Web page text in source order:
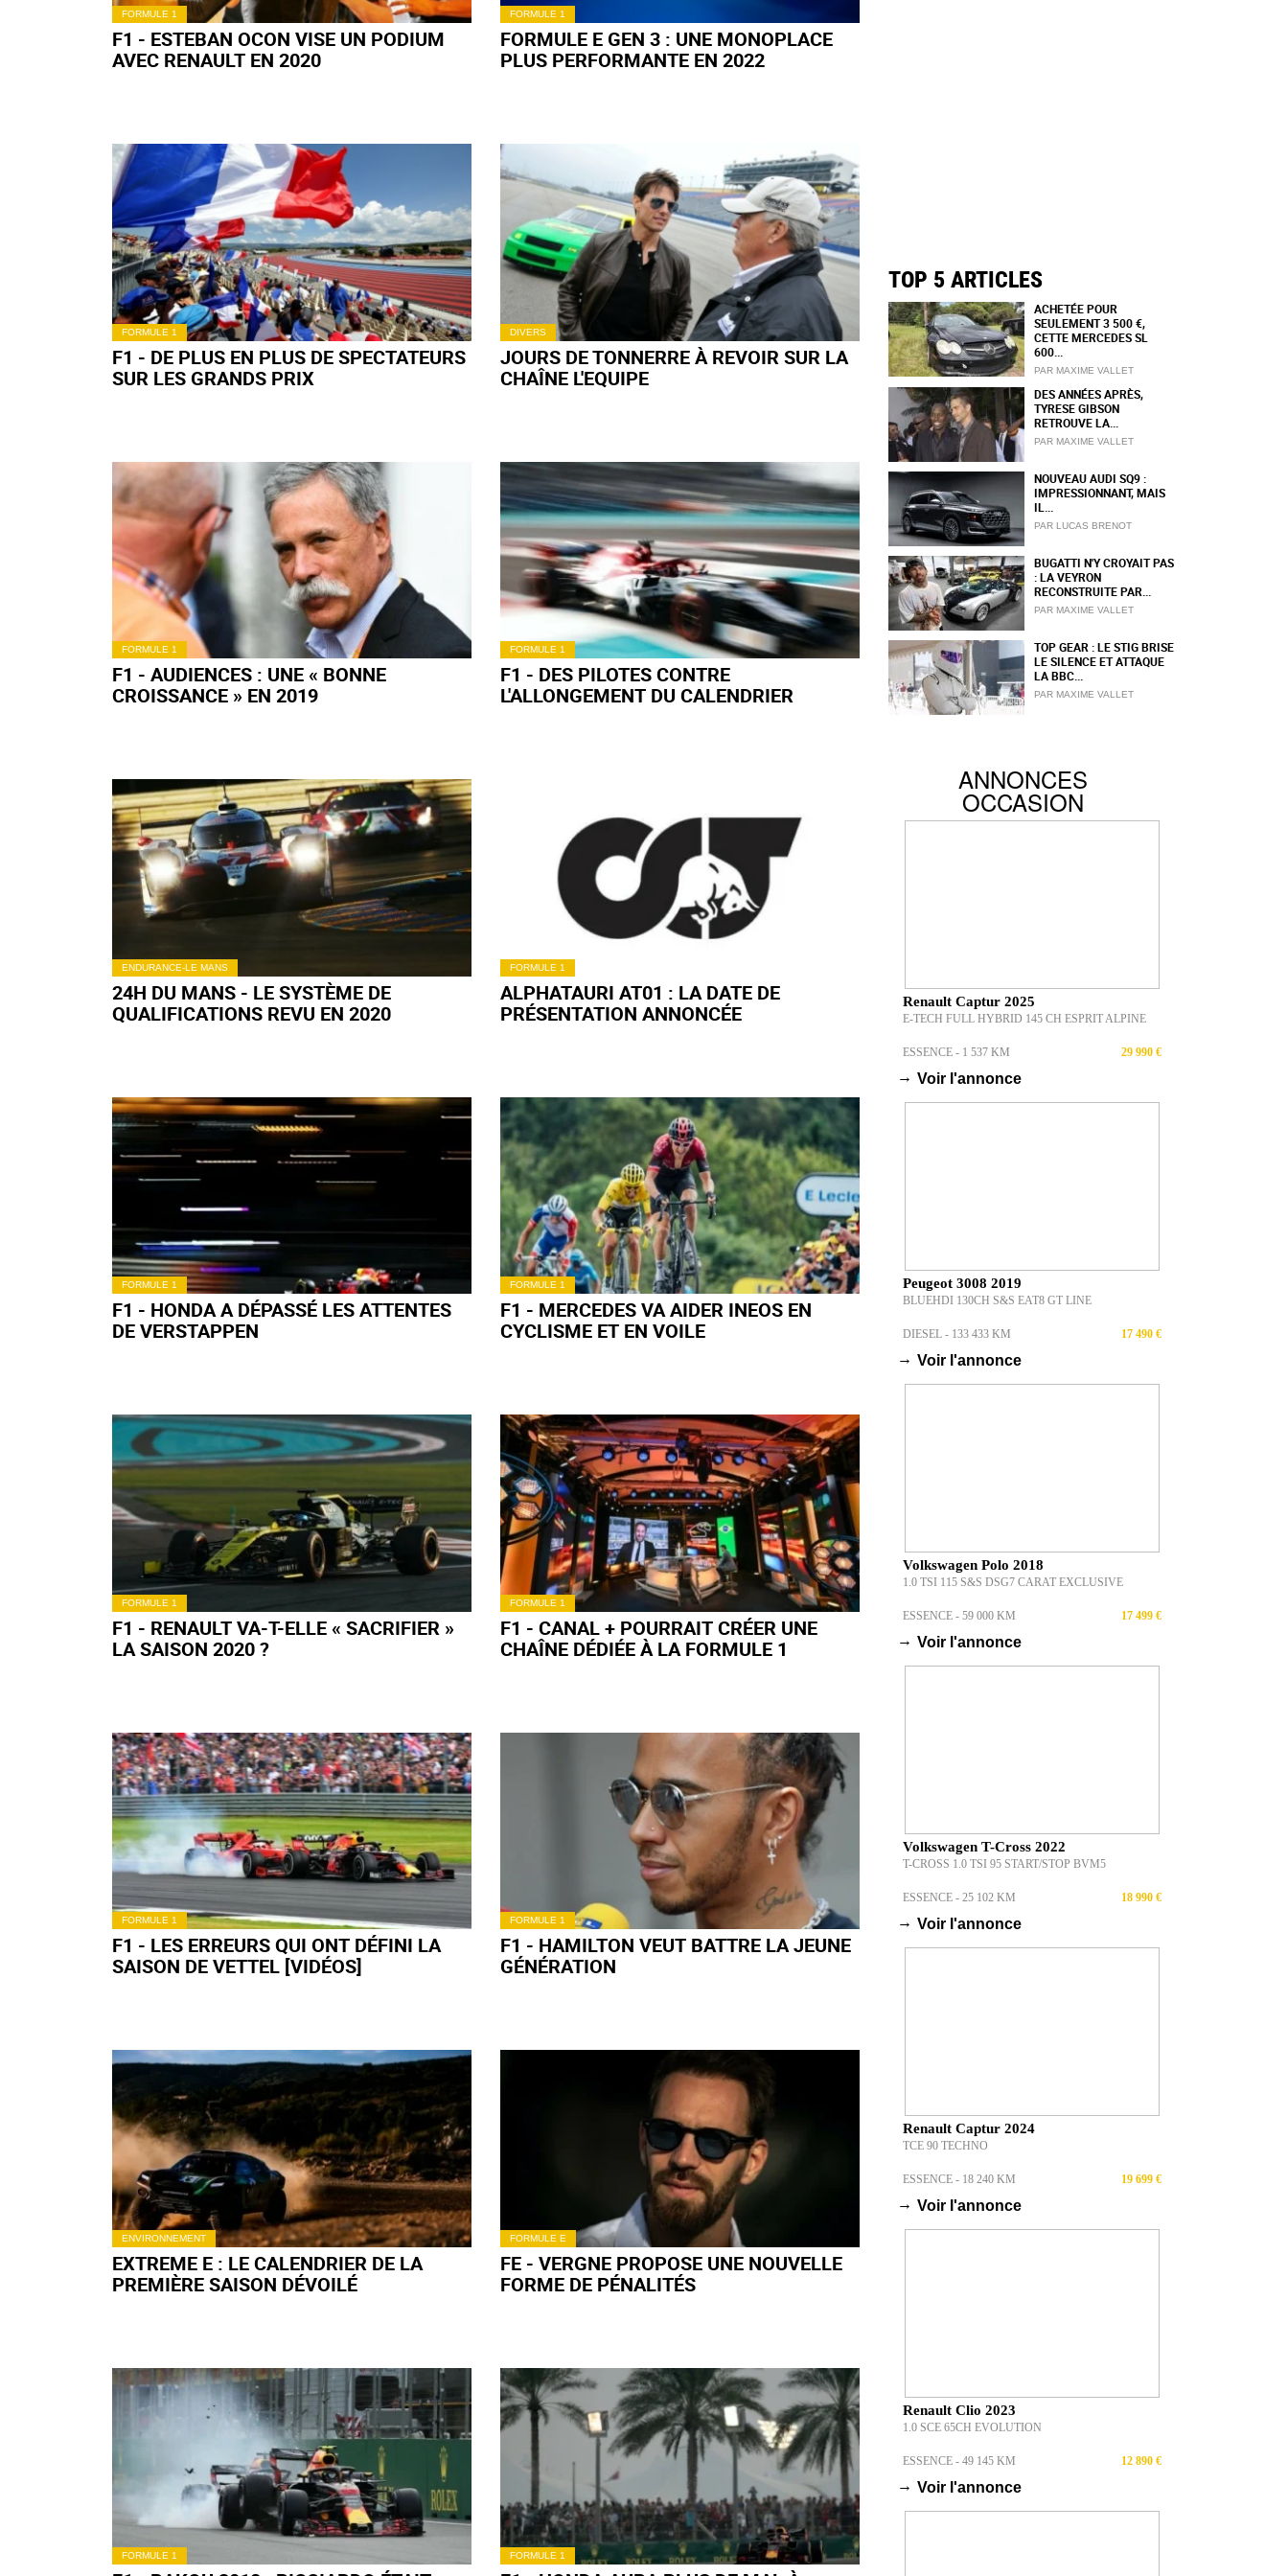
FORMULE 1
F1 - ESTEBAN OCON VISE UN PODIUM
AVEC RENAULT EN 2020
FORMULE 1
FORMULE E GEN 3 : UNE MONOPLACE
PLUS PERFORMANTE EN 2022
FORMULE 1
F1 - DE PLUS EN PLUS DE SPECTATEURS
SUR LES GRANDS PRIX
DIVERS
JOURS DE TONNERRE À REVOIR SUR LA
CHAÎNE L'EQUIPE
FORMULE 1
F1 - AUDIENCES : UNE « BONNE
CROISSANCE » EN 2019
FORMULE 1
F1 - DES PILOTES CONTRE
L'ALLONGEMENT DU CALENDRIER
ENDURANCE-LE MANS
24H DU MANS - LE SYSTÈME DE
QUALIFICATIONS REVU EN 2020
FORMULE 1
ALPHATAURI AT01 : LA DATE DE
PRÉSENTATION ANNONCÉE
FORMULE 1
F1 - HONDA A DÉPASSÉ LES ATTENTES
DE VERSTAPPEN
FORMULE 1
F1 - MERCEDES VA AIDER INEOS EN
CYCLISME ET EN VOILE
FORMULE 1
F1 - RENAULT VA-T-ELLE « SACRIFIER »
LA SAISON 2020 ?
FORMULE 1
F1 - CANAL + POURRAIT CRÉER UNE
CHAÎNE DÉDIÉE À LA FORMULE 1
FORMULE 1
F1 - LES ERREURS QUI ONT DÉFINI LA
SAISON DE VETTEL [VIDÉOS]
FORMULE 1
F1 - HAMILTON VEUT BATTRE LA JEUNE
GÉNÉRATION
ENVIRONNEMENT
EXTREME E : LE CALENDRIER DE LA
PREMIÈRE SAISON DÉVOILÉ
FORMULE E
FE - VERGNE PROPOSE UNE NOUVELLE
FORME DE PÉNALITÉS
FORMULE 1 FORMULE 1
TOP 5 ARTICLES
ACHETÉE POUR
SEULEMENT 3 500 €,
CETTE MERCEDES SL
600...
PAR MAXIME VALLET
DES ANNÉES APRÈS,
TYRESE GIBSON
RETROUVE LA...
PAR MAXIME VALLET
NOUVEAU AUDI SQ9 :
IMPRESSIONNANT, MAIS
IL...
PAR LUCAS BRENOT
BUGATTI N'Y CROYAIT PAS
: LA VEYRON
RECONSTRUITE PAR...
PAR MAXIME VALLET
TOP GEAR : LE STIG BRISE
LE SILENCE ET ATTAQUE
LA BBC...
PAR MAXIME VALLET
ANNONCES
OCCASION
Renault Captur 2025
E-TECH FULL HYBRID 145 CH ESPRIT ALPINE
ESSENCE - 1 537 KM 29 990 €
→ Voir l'annonce
Peugeot 3008 2019
BLUEHDI 130CH S&S EAT8 GT LINE
DIESEL - 133 433 KM 17 490 €
→ Voir l'annonce
Volkswagen Polo 2018
1.0 TSI 115 S&S DSG7 CARAT EXCLUSIVE
ESSENCE - 59 000 KM 17 499 €
→ Voir l'annonce
Volkswagen T-Cross 2022
T-CROSS 1.0 TSI 95 START/STOP BVM5
ESSENCE - 25 102 KM 18 990 €
→ Voir l'annonce
Renault Captur 2024
TCE 90 TECHNO
ESSENCE - 18 240 KM 19 699 €
→ Voir l'annonce
Renault Clio 2023
1.0 SCE 65CH EVOLUTION
ESSENCE - 49 145 KM 12 890 €
→ Voir l'annonce